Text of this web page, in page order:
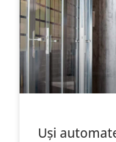
Uși